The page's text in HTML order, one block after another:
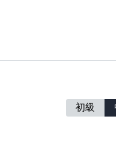
初級